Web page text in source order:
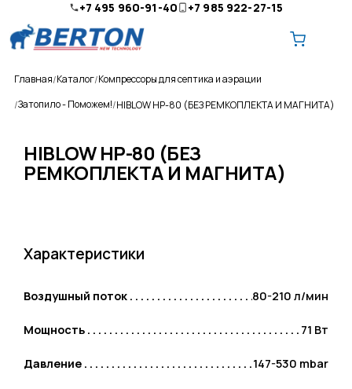
+7 495 960-91-40 +7 985 922-27-15
О компании
Оплата
Контакты
Главная Каталог Компрессоры для септика и аэрации
Затопило - Поможем! HIBLOW HP-80 (БЕЗ РЕМКОПЛЕКТА И МАГНИТА)
HIBLOW HP-80 (БЕЗ
РЕМКОПЛЕКТА И МАГНИТА)
Характеристики
Воздушный поток 80-210 л/мин
Мощность 71 Вт
Давление 147-530 mbar